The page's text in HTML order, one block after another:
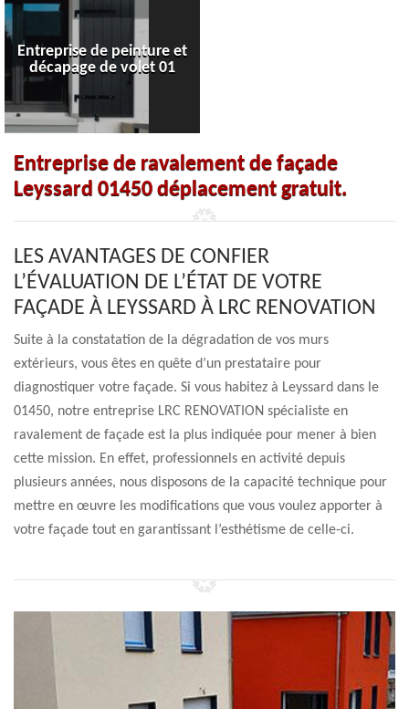
Entreprise de peinture et
décapage de volet 01
Entreprise de ravalement de façade
Leyssard 01450 déplacement gratuit.
LES AVANTAGES DE CONFIER
L’ÉVALUATION DE L’ÉTAT DE VOTRE
FAÇADE À LEYSSARD À LRC RENOVATION
Suite à la constatation de la dégradation de vos murs
extérieurs, vous êtes en quête d’un prestataire pour
diagnostiquer votre façade. Si vous habitez à Leyssard dans le
01450, notre entreprise LRC RENOVATION spécialiste en
ravalement de façade est la plus indiquée pour mener à bien
cette mission. En effet, professionnels en activité depuis
plusieurs années, nous disposons de la capacité technique pour
mettre en œuvre les modifications que vous voulez apporter à
votre façade tout en garantissant l’esthétisme de celle-ci.